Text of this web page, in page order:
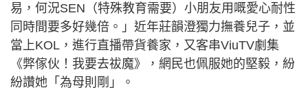
易，何況SEN（特殊教育需要）小朋友用嘅愛心耐性
同時間要多好幾倍。」近年莊韻澄獨力撫養兒子，並
當上KOL，進行直播帶貨養家，又客串ViuTV劇集
《弊傢伙！我要去祓魔》，網民也佩服她的堅毅，紛
紛讚她「為母則剛」。